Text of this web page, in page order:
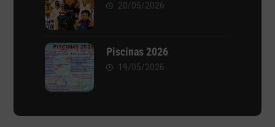
20/05/2026
Piscinas 2026
19/05/2026